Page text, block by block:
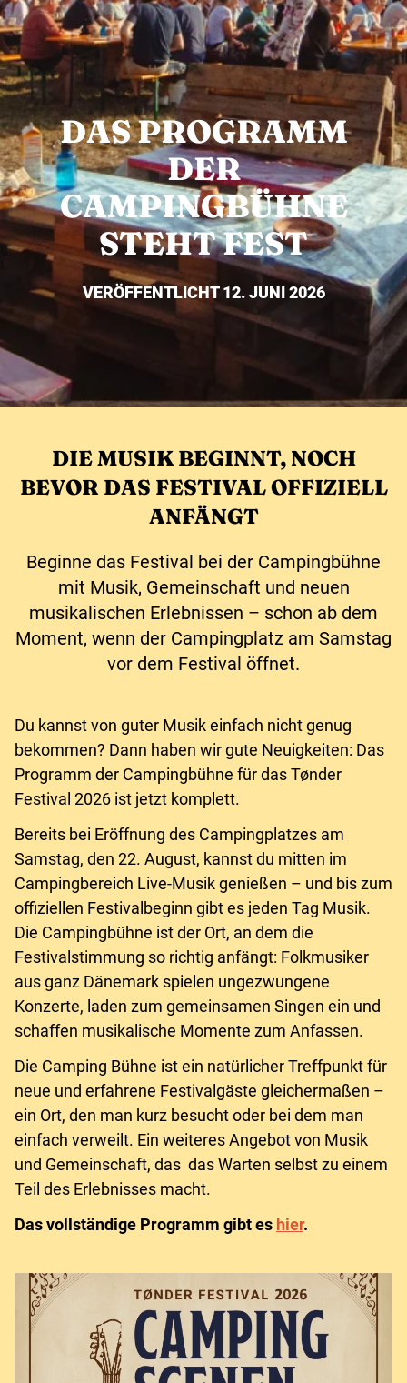
DAS PROGRAMM
DER
CAMPINGBÜHNE
STEHT FEST
VERÖFFENTLICHT 12. JUNI 2026
DIE MUSIK BEGINNT, NOCH
BEVOR DAS FESTIVAL OFFIZIELL
ANFÄNGT
Beginne das Festival bei der Campingbühne
mit Musik, Gemeinschaft und neuen
musikalischen Erlebnissen – schon ab dem
Moment, wenn der Campingplatz am Samstag
vor dem Festival öffnet.
Du kannst von guter Musik einfach nicht genug
bekommen? Dann haben wir gute Neuigkeiten: Das
Programm der Campingbühne für das Tønder
Festival 2026 ist jetzt komplett.
Bereits bei Eröffnung des Campingplatzes am
Samstag, den 22. August, kannst du mitten im
Campingbereich Live-Musik genießen – und bis zum
offiziellen Festivalbeginn gibt es jeden Tag Musik.
Die Campingbühne ist der Ort, an dem die
Festivalstimmung so richtig anfängt: Folkmusiker
aus ganz Dänemark spielen ungezwungene
Konzerte, laden zum gemeinsamen Singen ein und
schaffen musikalische Momente zum Anfassen.
Die Camping Bühne ist ein natürlicher Treffpunkt für
neue und erfahrene Festivalgäste gleichermaßen –
ein Ort, den man kurz besucht oder bei dem man
einfach verweilt. Ein weiteres Angebot von Musik
und Gemeinschaft, das das Warten selbst zu einem
Teil des Erlebnisses macht.
Das vollständige Programm gibt es hier.